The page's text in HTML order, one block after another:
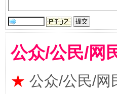
公众/公民/网
★ 公众/公民/网